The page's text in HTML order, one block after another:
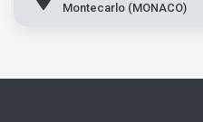
Montecarlo (MONACO)